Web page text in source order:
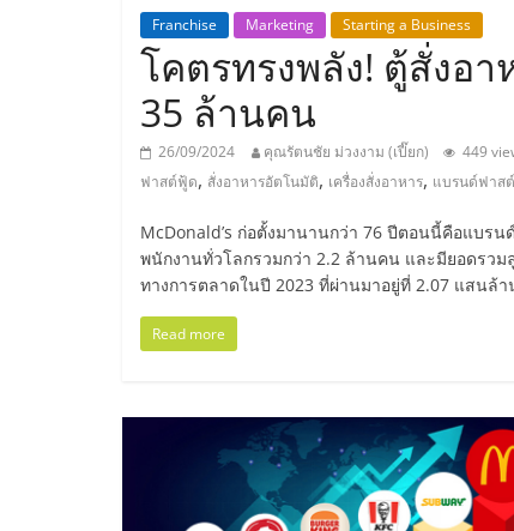
เอ็
มอี
ไทย,
SMEs,
แฟ
รน
ไชส์,
Franchise Marketing Starting a Business
โคตรทรงพลัง! ตู้สั่งอา
35 ล้านคน
26/09/2024 คุณรัตนชัย ม่วงงาม (เปี๊ยก) 449
ฟาสต์ฟู้ด, สั่งอาหารอัตโนมัติ, เครื่องสั่งอาหาร, แบรนด์ฟาส
McDonald’s ก่อตั้งมานานกว่า 76 ปีตอนนี้คือแบร
พนักงานทั่วโลกรวมกว่า 2.2 ล้านคน และมียอดรว
ทางการตลาดในปี 2023 ที่ผ่านมาอยู่ที่ 2.07 แสนล้
Read more